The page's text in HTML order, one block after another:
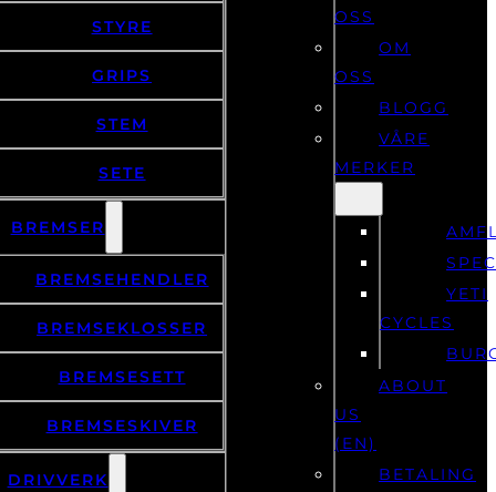
STYRE
GRIPS
STEM
SETE
BREMSER
BREMSEHENDLER
BREMSEKLOSSER
BREMSESETT
BREMSESKIVER
DRIVVERK
OSS
OM
OSS
BLOGG
VÅRE
MERKER
YETI
CYCLES
ABOUT
US
(EN)
BETALING